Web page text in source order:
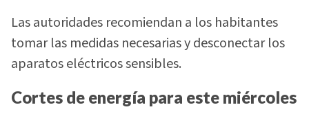
Las autoridades recomiendan a los habitantes
tomar las medidas necesarias y desconectar los
aparatos eléctricos sensibles.
Cortes de energía para este miércoles